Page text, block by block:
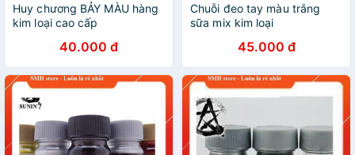
Huy chương BẢY MÀU hàng
kim loại cao cấp
40.000 đ
Chuỗi đeo tay màu trắng
sữa mix kim loại
45.000 đ